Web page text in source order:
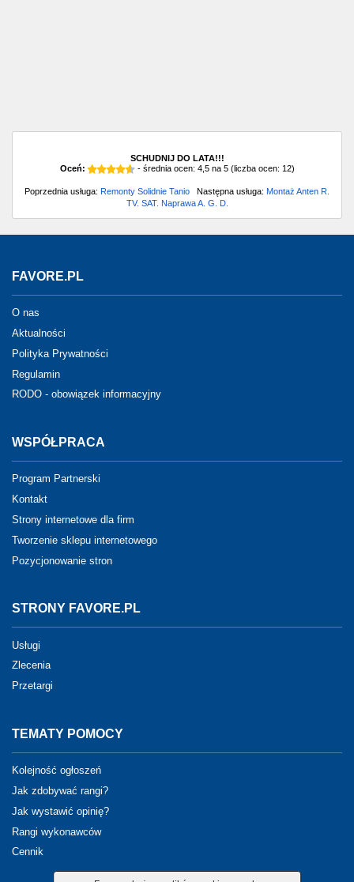
SCHUDNIJ DO LATA!!!
Oceń:
- średnia ocen: 4,5na 5(liczba ocen: 12)
Poprzednia usługa: Remonty Solidnie Tanio Następna usługa: Montaż Anten R.
TV. SAT. Naprawa A. G. D.
FAVORE.PL
O nas
Aktualności
Polityka Prywatności
Regulamin
RODO - obowiązek informacyjny
WSPÓŁPRACA
Program Partnerski
Kontakt
Strony internetowe dla firm
Tworzenie sklepu internetowego
Pozycjonowanie stron
STRONY FAVORE.PL
Usługi
Zlecenia
Przetargi
TEMATY POMOCY
Kolejność ogłoszeń
Jak zdobywać rangi?
Jak wystawić opinię?
Rangi wykonawców
Cennik